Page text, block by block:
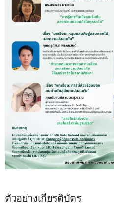
ตัวอย่างเกียรติบัตร